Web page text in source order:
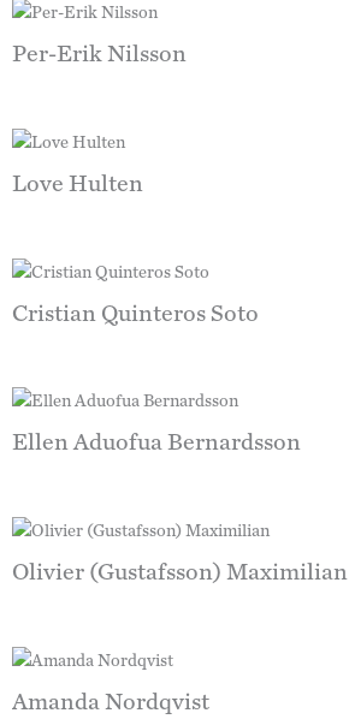
Per-Erik Nilsson
Love Hulten
Cristian Quinteros Soto
Ellen Aduofua Bernardsson
Olivier (Gustafsson) Maximilian
Amanda Nordqvist